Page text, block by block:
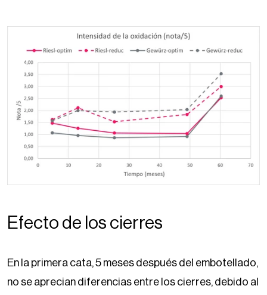
Efecto de los cierres
En la primera cata, 5 meses después del embotellado,
no se aprecian diferencias entre los cierres, debido al